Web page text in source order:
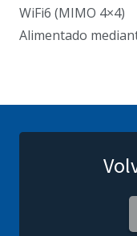
WiFi6 (MIMO 4×4)
Alimentado